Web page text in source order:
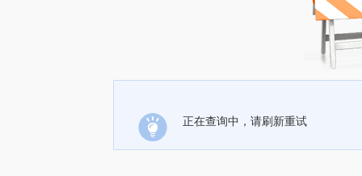
正在查询中，请刷新重试